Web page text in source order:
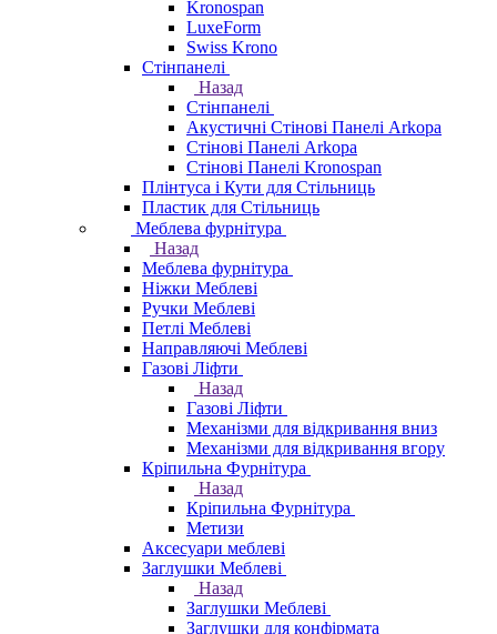
Kronospan
LuxeForm
Swiss Krono
Стінпанелі
Назад
Стінпанелі
Акустичні Стінові Панелі Аrkopa
Стінові Панелі Arkopa
Стінові Панелі Kronospan
Плінтуса і Кути для Стільниць
Пластик для Стільниць
Меблева фурнітура
Назад
Меблева фурнітура
Ніжки Меблеві
Ручки Меблеві
Петлі Меблеві
Направляючі Меблеві
Газові Ліфти
Назад
Газові Ліфти
Механізми для відкривання вниз
Механізми для відкривання вгору
Кріпильна Фурнітура
Назад
Кріпильна Фурнітура
Метизи
Аксесуари меблеві
Заглушки Меблеві
Назад
Заглушки Меблеві
Заглушки для конфірмата